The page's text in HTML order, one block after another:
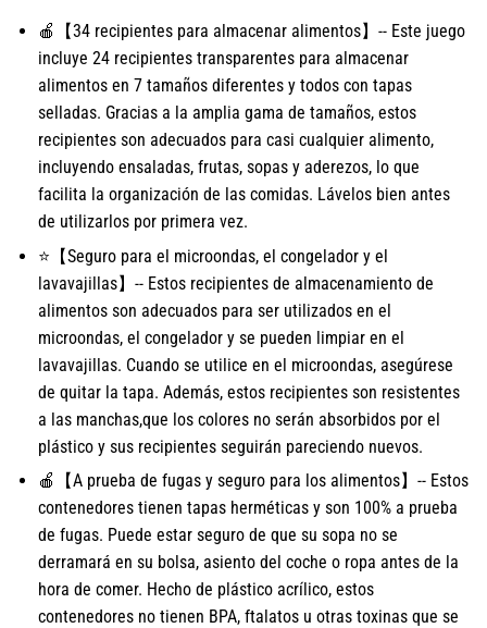
🍎【34 recipientes para almacenar alimentos】-- Este juego
incluye 24 recipientes transparentes para almacenar
alimentos en 7 tamaños diferentes y todos con tapas
selladas. Gracias a la amplia gama de tamaños, estos
recipientes son adecuados para casi cualquier alimento,
incluyendo ensaladas, frutas, sopas y aderezos, lo que
facilita la organización de las comidas. Lávelos bien antes
de utilizarlos por primera vez.
⭐【Seguro para el microondas, el congelador y el
lavavajillas】-- Estos recipientes de almacenamiento de
alimentos son adecuados para ser utilizados en el
microondas, el congelador y se pueden limpiar en el
lavavajillas. Cuando se utilice en el microondas, asegúrese
de quitar la tapa. Además, estos recipientes son resistentes
a las manchas,que los colores no serán absorbidos por el
plástico y sus recipientes seguirán pareciendo nuevos.
🍎【A prueba de fugas y seguro para los alimentos】-- Estos
contenedores tienen tapas herméticas y son 100% a prueba
de fugas. Puede estar seguro de que su sopa no se
derramará en su bolsa, asiento del coche o ropa antes de la
hora de comer. Hecho de plástico acrílico, estos
contenedores no tienen BPA, ftalatos u otras toxinas que se